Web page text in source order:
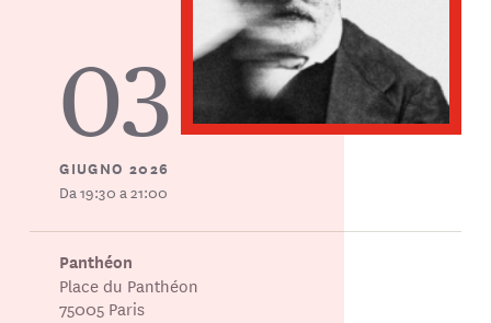
03
GIUGNO 2026
Da 19:30 a 21:00
Panthéon
Place du Panthéon
75005 Paris